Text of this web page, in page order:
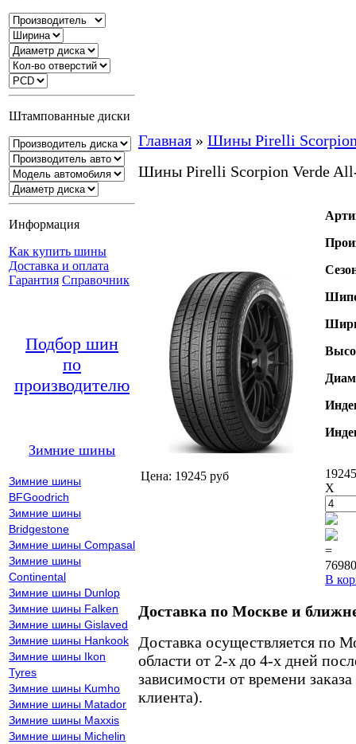
Штампованные диски
Информация
Как купить шины
Доставка и оплата
Гарантия Справочник
Подбор шин
по
производителю
Зимние шины
Зимние шины
BFGoodrich
Зимние шины
Bridgestone
Зимние шины Compasal
Зимние шины
Continental
Зимние шины Dunlop
Зимние шины Falken
Зимние шины Gislaved
Зимние шины Hankook
Зимние шины Ikon
Tyres
Зимние шины Kumho
Зимние шины Matador
Зимние шины Maxxis
Зимние шины Michelin
Главная » Шины Pirelli Scorpion
Шины Pirelli Scorpion Verde
Цена: 19245 руб
X
=
В
Доставка по Москве и
Доставка осуществляется по
области от 2-х до 4-х дней
зависимости от времени
клиента).